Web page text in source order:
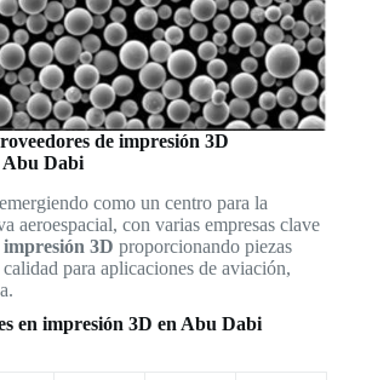
de impresión 3D
Abu Dabi
como un centro para la
aeroespacial, con varias empresas clave
3D proporcionando piezas
para aplicaciones de aviación,
en impresión 3D en Abu Dabi